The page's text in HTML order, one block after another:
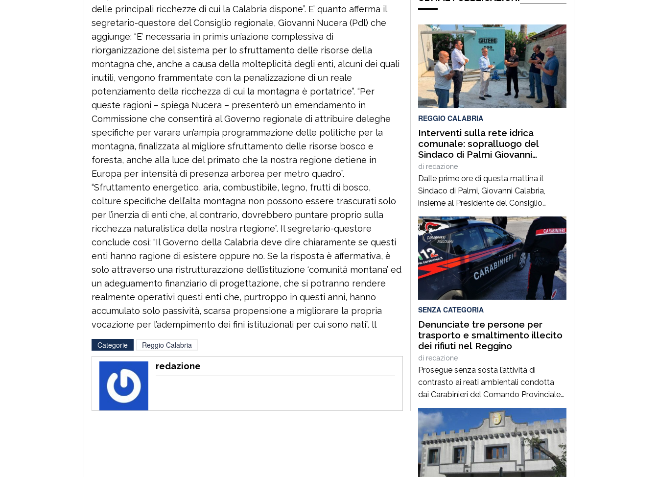
delle principali ricchezze di cui la Calabria dispone”. E’ quanto afferma il
segretario-questore del Consiglio regionale, Giovanni Nucera (Pdl) che
aggiunge: “E’ necessaria in primis un’azione complessiva di
riorganizzazione del sistema per lo sfruttamento delle risorse della
montagna che, anche a causa della molteplicità degli enti, alcuni dei quali
inutili, vengono frammentate con la penalizzazione di un reale
potenziamento della ricchezza di cui la montagna è portatrice”. “Per
queste ragioni – spiega Nucera – presenterò un emendamento in
Commissione che consentirà al Governo regionale di attribuire deleghe
specifiche per varare un’ampia programmazione delle politiche per la
montagna, finalizzata al migliore sfruttamento delle risorse bosco e
foresta, anche alla luce del primato che la nostra regione detiene in
Europa per intensità di presenza arborea per metro quadro”.
“Sfruttamento energetico, aria, combustibile, legno, frutti di bosco,
colture specifiche dell’alta montagna non possono essere trascurati solo
per l’inerzia di enti che, al contrario, dovrebbero puntare proprio sulla
ricchezza naturalistica della nostra rtegione”. Il segretario-questore
conclude così: “Il Governo della Calabria deve dire chiaramente se questi
enti hanno ragione di esistere oppure no. Se la risposta è affermativa, è
solo attraverso una ristrutturazzione dell’istituzione ‘comunità montana’ ed
un adeguamento finanziario di progettazione, che si potranno rendere
realmente operativi questi enti che, purtroppo in questi anni, hanno
accumulato solo passività, scarsa propensione a migliorare la propria
vocazione per l’adempimento dei fini istituzionali per cui sono nati”. ll
Categorie Reggio Calabria
redazione
REGGIO CALABRIA
Interventi sulla rete idrica
comunale: sopralluogo del
Sindaco di Palmi Giovanni
Calabria
di redazione
Dalle prime ore di questa mattina il
Sindaco di Palmi, Giovanni Calabria,
insieme al Presidente del Consiglio
comunale, ha effettuato un sopralluogo
nei principali siti della rete idrica cittadina
per verificare lo stato degli interventi
strutturali in corso e garantire pieno
sostegno alle attività tecniche
avviate.L’Amministrazione comunale
esprime grande soddisfazione e un
sincero ringraziamento a […]
SENZA CATEGORIA
Denunciate tre persone per
trasporto e smaltimento illecito
dei rifiuti nel Reggino
di redazione
Prosegue senza sosta l’attività di
contrasto ai reati ambientali condotta
dai Carabinieri del Comando Provinciale
di Reggio Calabria, impegnati
quotidianamente nella tutela del
territorio e nella prevenzione degli illeciti
che compromettono il patrimonio
ambientale.Nel corso di mirati servizi di
controllo, i militari della Stazione di